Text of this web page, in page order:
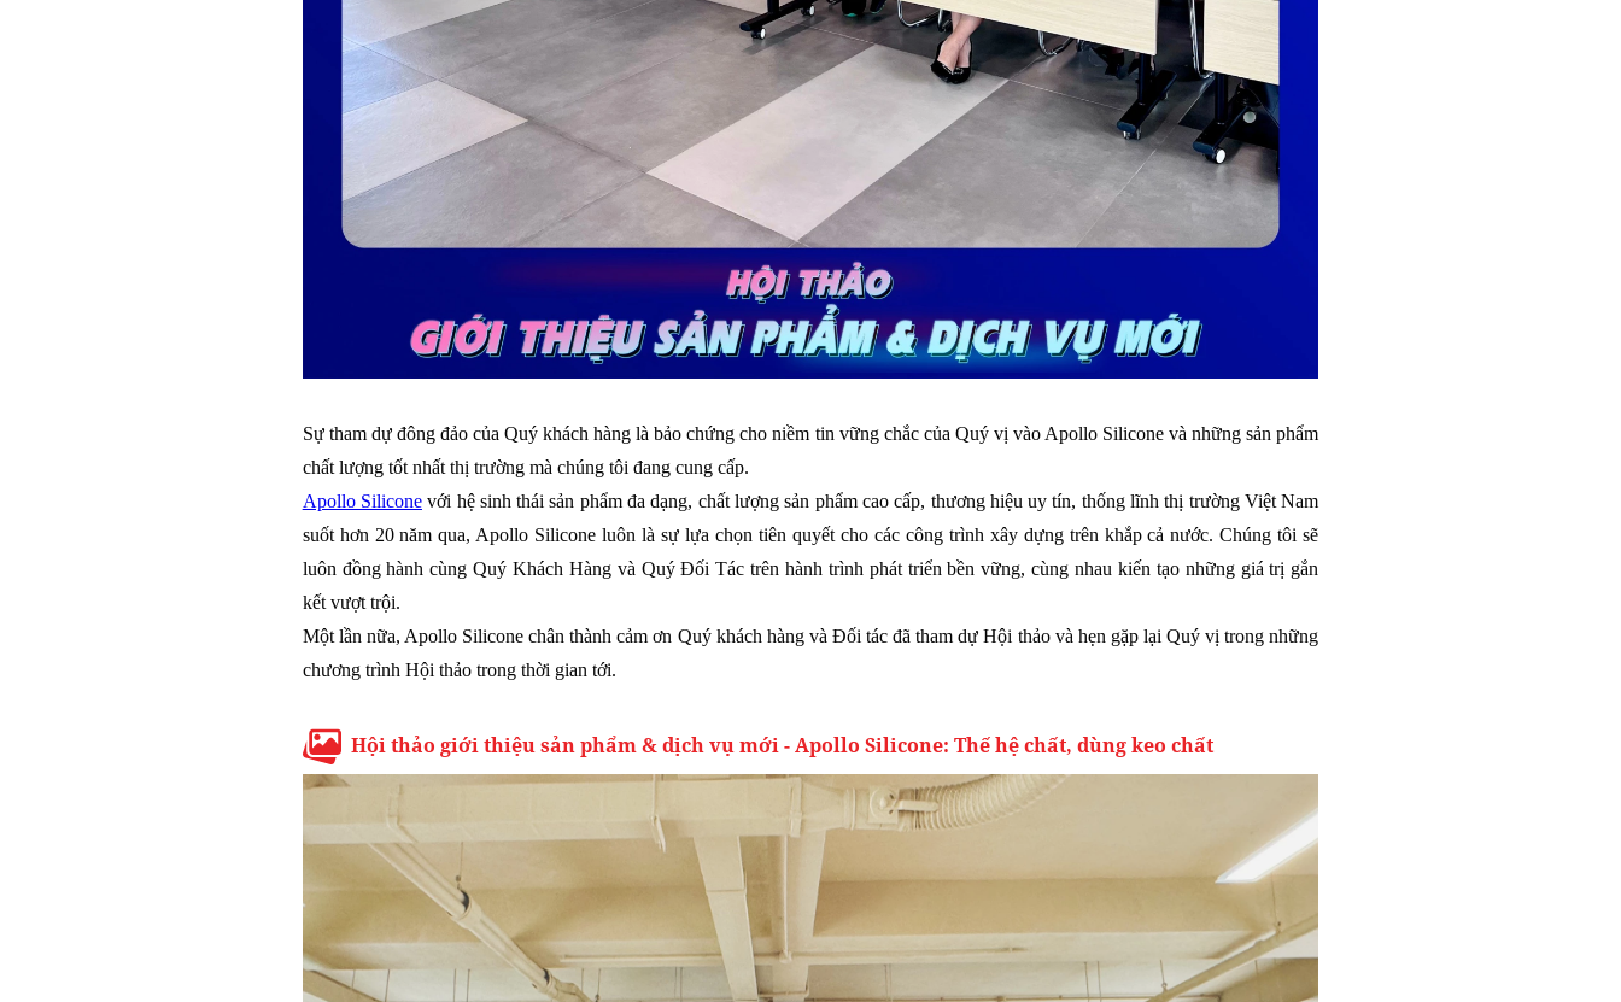
Sự tham dự đông đảo của Quý khách hàng là bảo chứng cho niềm tin vững chắc của Quý vị vào Apollo Silicone và những sản phẩm
chất lượng tốt nhất thị trường mà chúng tôi đang cung cấp.
Apollo Siliconevới hệ sinh thái sản phẩm đa dạng, chất lượng sản phẩm cao cấp, thương hiệu uy tín, thống lĩnh thị trường Việt Nam
suốt hơn 20 năm qua, Apollo Silicone luôn là sự lựa chọn tiên quyết cho các công trình xây dựng trên khắp cả nước. Chúng tôi sẽ
luôn đồng hành cùng Quý Khách Hàng và Quý Đối Tác trên hành trình phát triển bền vững, cùng nhau kiến tạo những giá trị gắn
kết vượt trội.
Một lần nữa, Apollo Silicone chân thành cảm ơn Quý khách hàng và Đối tác đã tham dự Hội thảo và hẹn gặp lại Quý vị trong những
chương trình Hội thảo trong thời gian tới.
Hội thảo giới thiệu sản phẩm & dịch vụ mới - Apollo Silicone: Thế hệ chất, dùng keo chất